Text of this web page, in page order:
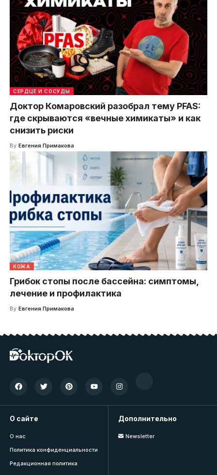
СЕРДЦЕ И СОСУДЫ
Доктор Комаровский разобрал тему PFAS:
где скрываются «вечные химикаты» и как
снизить риски
By Евгения Примакова
КОЖА
Грибок стопы после бассейна: симптомы,
лечение и профилактика
By Евгения Примакова
О сайте
О нас
Политика конфиденциальности
Редакционная политика
Дополнительно
Newsletter